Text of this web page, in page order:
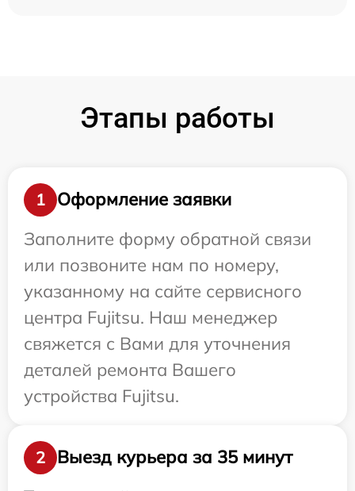
Этапы работы
1
Оформление заявки
Заполните форму обратной связи
или позвоните нам по номеру,
указанному на сайте сервисного
центра Fujitsu. Наш менеджер
свяжется с Вами для уточнения
деталей ремонта Вашего
устройства Fujitsu.
2
Выезд курьера за 35 минут